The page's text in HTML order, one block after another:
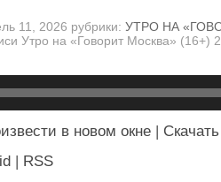
11, 2026 рубрики: УТРО НА
Утро на «Говорит Москва» (16+)
в новом окне | Скачать
| RSS